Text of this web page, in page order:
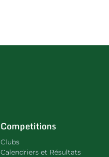
Competitions
Clubs
Calendriers et Résultats